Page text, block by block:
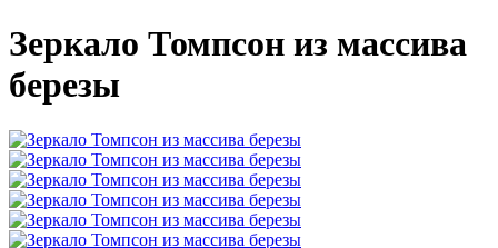
Зеркало Томпсон из массива
березы